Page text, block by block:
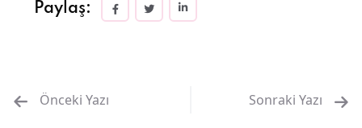
Paylaş:
Önceki Yazı Sonraki Yazı